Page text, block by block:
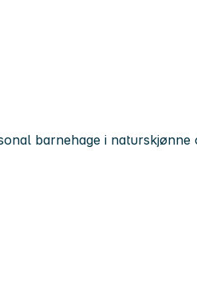
barnehage i naturskjønne